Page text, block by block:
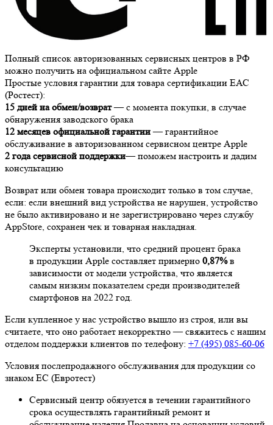
Полный список авторизованных сервисных центров в РФ
можно получить на официальном сайте Apple
Простые условия гарантии для товара сертификации ЕАС
(Ростест):
15 дней на обмен/возврат— с момента покупки, в случае
обнаружения заводского брака
12 месяцев официальной гарантии— гарантийное
обслуживание в авторизованном сервисном центре Apple
2 года сервисной поддержки— поможем настроить и дадим
консультацию
Возврат или обмен товара происходит только в том случае,
если: если внешний вид устройства не нарушен, устройство
не было активировано и не зарегистрировано через службу
AppStore, сохранен чек и товарная накладная.
Эксперты установили, что средний процент брака
в продукции Apple составляет примерно 0,87%в
зависимости от модели устройства, что является
самым низким показателем среди производителей
смартфонов на 2022 год.
Если купленное у нас устройство вышло из строя, или вы
считаете, что оно работает некорректно — свяжитесь с нашим
отделом поддержки клиентов по телефону: +7 (495) 085-60-06
Условия послепродажного обслуживания для продукции со
знаком ЕС (Евротест)
Сервисный центр обязуется в течении гарантийного
срока осуществлять гарантийный ремонт и